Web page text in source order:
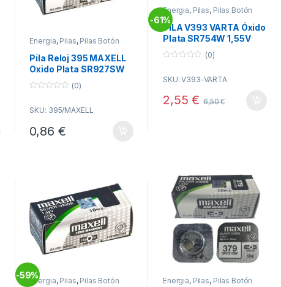
Energia, Pilas, Pilas Botón
Pila Reloj 395 MAXELL
Oxido Plata SR927SW
u
f
(0)
SKU: 395/MAXELL
0,86 €
-61%
Energia, Pilas, Pilas Botón
PILA V393 VARTA Óxido
Plata SR754W 1,55V
Relojes
u
o
f
(0)
SKU: V393-VARTA
2,55€ 6,50€
-59%
Energia, Pilas, Pilas Botón Energia, Pilas, Pilas Botón